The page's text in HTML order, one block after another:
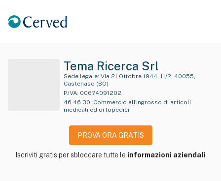
Tema Ricerca Srl
Sede legale:
Castenaso (BO)
P.IVA: 00674091202
46.46.30: Commercio all'ingrosso di articoli
medicali ed ortopedici
PROVA ORA GRATIS
Iscriviti gratis per sbloccare tutte le informazioni aziendali